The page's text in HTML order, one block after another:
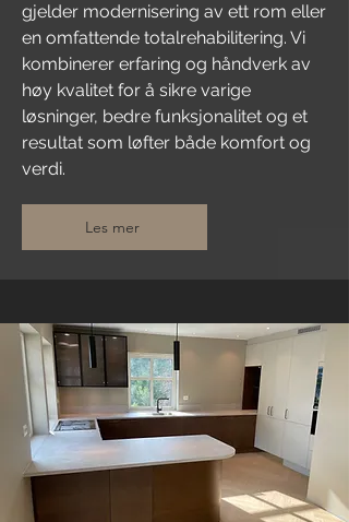
gjelder modernisering av ett rom eller
en omfattende totalrehabilitering. Vi
kombinerer erfaring og håndverk av
høy kvalitet for å sikre varige
løsninger, bedre funksjonalitet og et
resultat som løfter både komfort og
verdi.
Les mer